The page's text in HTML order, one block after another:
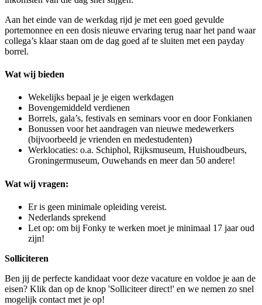
Aan het einde van de werkdag rijd je met een goed gevulde
portemonnee en een dosis nieuwe ervaring terug naar het pand waar
collega’s klaar staan om de dag goed af te sluiten met een payday
borrel.
Wat wij bieden
Wekelijks bepaal je je eigen werkdagen
Bovengemiddeld verdienen
Borrels, gala’s, festivals en seminars voor en door Fonkianen
Bonussen voor het aandragen van nieuwe medewerkers
(bijvoorbeeld je vrienden en medestudenten)
Werklocaties: o.a. Schiphol, Rijksmuseum, Huishoudbeurs,
Groningermuseum, Ouwehands en meer dan 50 andere!
Wat wij vragen:
Er is geen minimale opleiding vereist.
Nederlands sprekend
Let op: om bij Fonky te werken moet je minimaal 17 jaar oud
zijn!
Solliciteren
Ben jij de perfecte kandidaat voor deze vacature en voldoe je aan de
eisen? Klik dan op de knop 'Solliciteer direct!' en we nemen zo snel
mogelijk contact met je op!